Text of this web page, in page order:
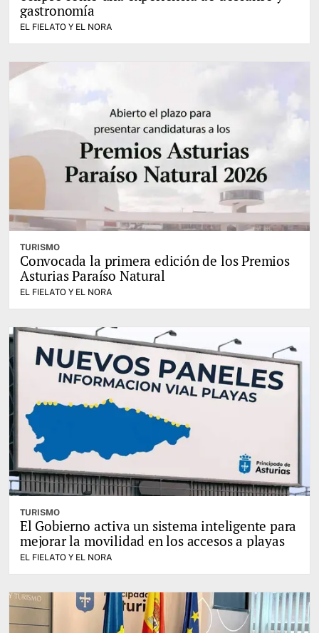
gastronomía
EL FIELATO Y EL NORA
TURISMO
Convocada la primera edición de los Premios
Asturias Paraíso Natural
EL FIELATO Y EL NORA
TURISMO
El Gobierno activa un sistema inteligente para
mejorar la movilidad en los accesos a playas
EL FIELATO Y EL NORA